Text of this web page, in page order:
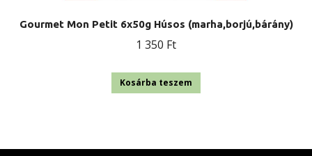
Gourmet Mon Petit 6x50g Húsos (marha,borjú,bárány)
1 350 Ft
Kosárba teszem